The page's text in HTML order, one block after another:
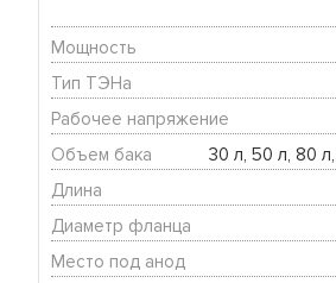
Мощность
Тип ТЭНа
Рабочее напряжение
Объем бака
30 л, 50 л, 80
Длина
Диаметр фланца
Место под анод